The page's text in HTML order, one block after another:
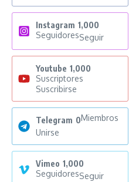
Instagram 1,000
SeguidoresSeguir
Youtube 1,000
Suscriptores
Suscribirse
Telegram 0Miembros
Unirse
Vimeo 1,000
SeguidoresSeguir